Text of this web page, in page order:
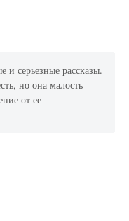
серьезные рассказы.
но она малость
от ее